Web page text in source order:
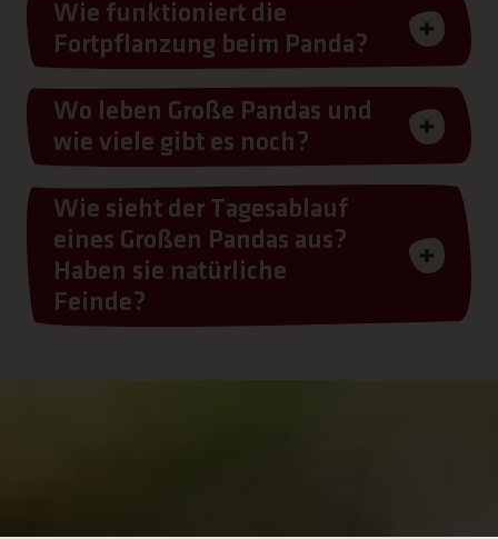
Wie funktioniert die
Fortpflanzung beim Panda?
Wo leben Große Pandas und
wie viele gibt es noch?
Wie sieht der Tagesablauf
eines Großen Pandas aus?
Haben sie natürliche
Feinde?